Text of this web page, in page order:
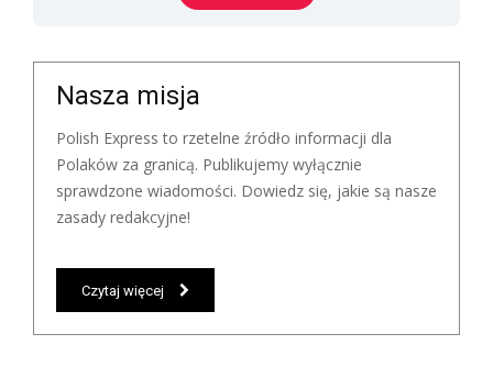
Nasza misja
Polish Express to rzetelne źródło informacji dla
Polaków za granicą. Publikujemy wyłącznie
sprawdzone wiadomości. Dowiedz się, jakie są nasze
zasady redakcyjne!
Czytaj więcej